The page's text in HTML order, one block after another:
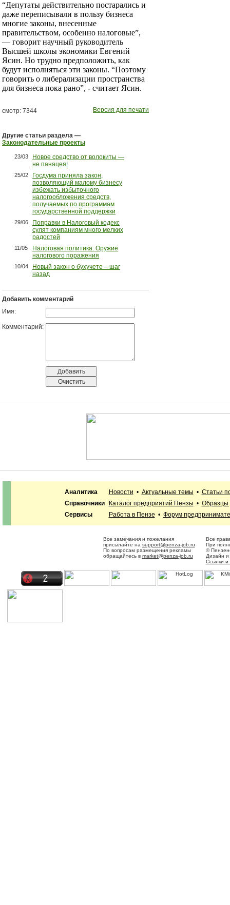
“Депутаты действительно постарались и
даже переписывали в пользу бизнеса
многие законы, внесенные
правительством, особенно налоговые”,
— говорит научный руководитель
Высшей школы экономики Евгений
Ясин. Но трудно предположить, как
будут исполняться эти законы. “Поэтому
говорить о либерализации пространства
для бизнеса пока рано”, -­ считает Ясин.
смотр: 7344 Версия для печати
Другие статьи раздела —
Законодательные проекты
23/03
Новое средство от волокиты —
не панацея!
25/02
Госдума приняла закон,
позволяющий малому бизнесу
избежать избыточного
налогообложения средств,
получаемых по программам
государственной поддержки
29/06
Поправки в Налоговый кодекс
сулят компаниям много мелких
радостей
11/05
Налоговая политика: Оружие
налогового поражения
10/04
Новый закон о бухучете – шаг
назад
Добавить комментарий
Имя:
Комментарий:
Аналитика Новости • Актуальные темы • Статьи
Справочники
Каталог предприятий Пензы • Образцы
Сервисы
Работа в Пензе • Форум
Все замечания и пожелания
присылайте на support@penza-job.ru
По вопросам размещения рекламы
обращайтесь в market@penza-job.ru
Все
При
©
Дизайн
Ссылки и